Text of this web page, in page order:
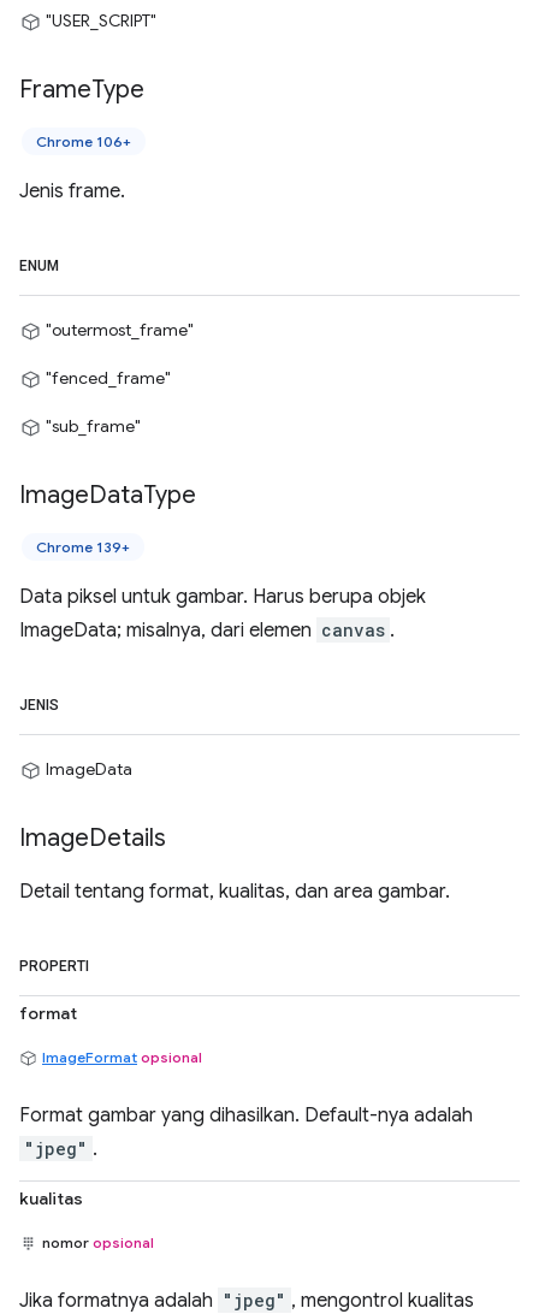
"USER_SCRIPT"
FrameType
Chrome 106+
Jenis frame.
ENUM
"outermost_frame"
"fenced_frame"
"sub_frame"
ImageDataType
Chrome 139+
Data piksel untuk gambar. Harus berupa objek
ImageData; misalnya, dari elemen canvas .
JENIS
ImageData
ImageDetails
Detail tentang format, kualitas, dan area gambar.
PROPERTI
format
ImageFormat opsional
Format gambar yang dihasilkan. Default-nya adalah
"jpeg" .
kualitas
nomor opsional
Jika formatnya adalah "jpeg" , mengontrol kualitas